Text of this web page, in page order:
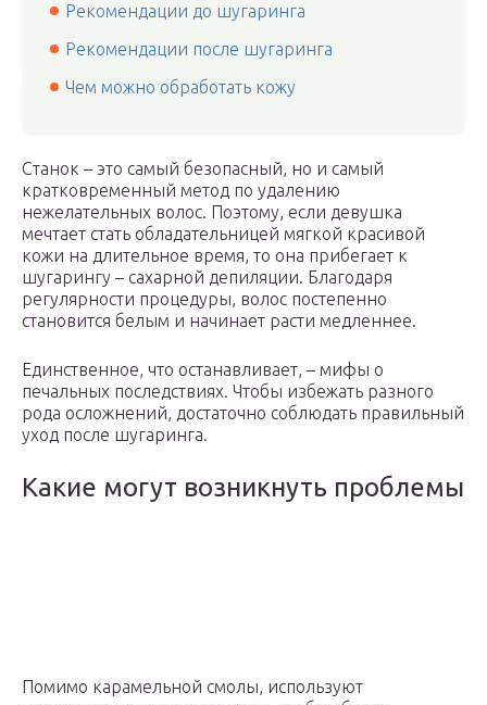
Рекомендации до шугаринга
Рекомендации после шугаринга
Чем можно обработать кожу
Станок – это самый безопасный, но и самый
кратковременный метод по удалению
нежелательных волос. Поэтому, если девушка
мечтает стать обладательницей мягкой красивой
кожи на длительное время, то она прибегает к
шугарингу – сахарной депиляции. Благодаря
регулярности процедуры, волос постепенно
становится белым и начинает расти медленнее.
Единственное, что останавливает, – мифы о
печальных последствиях. Чтобы избежать разного
рода осложнений, достаточно соблюдать правильный
уход после шугаринга.
Какие могут возникнуть проблемы
Помимо карамельной смолы, используют